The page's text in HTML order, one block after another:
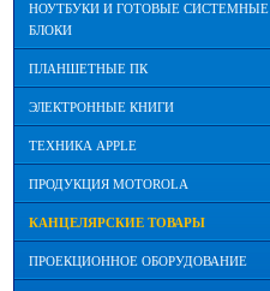
НОУТБУКИ И ГОТОВЫЕ СИСТЕМНЫЕ
БЛОКИ
ПЛАНШЕТНЫЕ ПК
ЭЛЕКТРОННЫЕ КНИГИ
ТЕХНИКА APPLE
ПРОДУКЦИЯ MOTOROLA
КАНЦЕЛЯРСКИЕ ТОВАРЫ
ПРОЕКЦИОННОЕ ОБОРУДОВАНИЕ